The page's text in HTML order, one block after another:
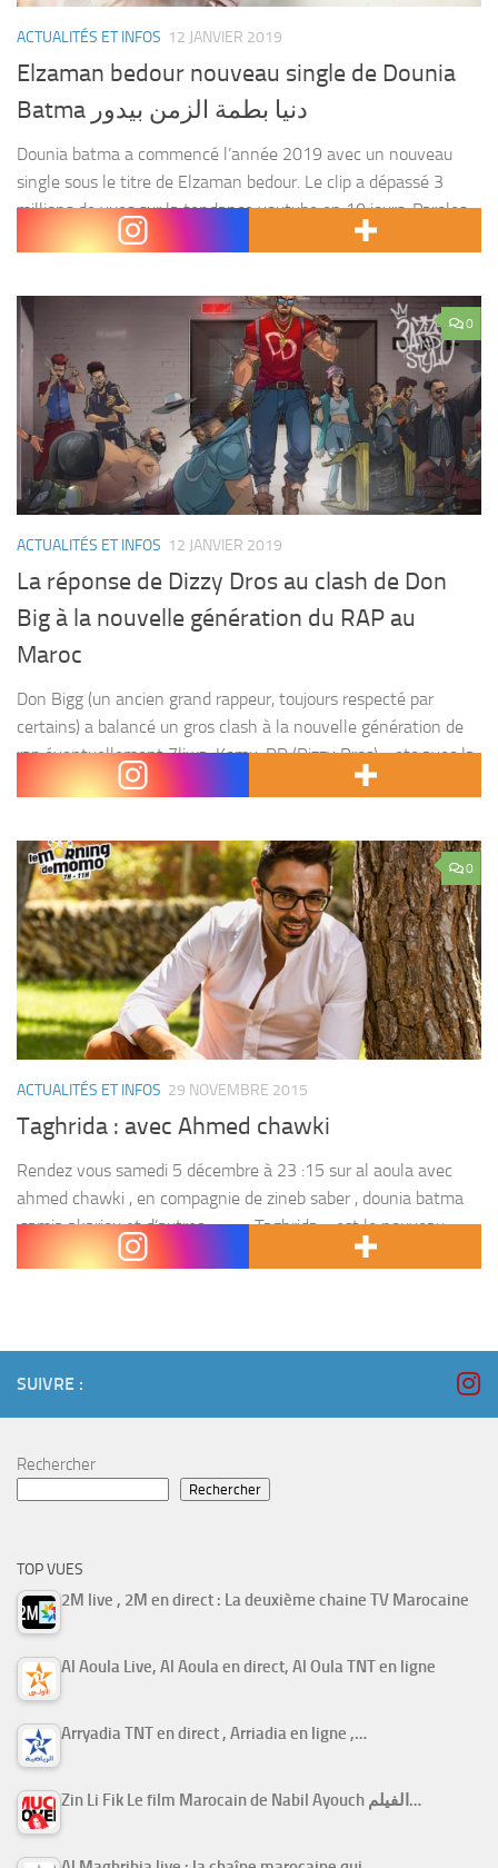
ACTUALITÉS ET INFOS 12 JANVIER 2019
Elzaman bedour nouveau single de Dounia
Batma دنيا بطمة الزمن بيدور
Dounia batma a commencé l’année 2019 avec un nouveau
single sous le titre de Elzaman bedour. Le clip a dépassé 3
millions de vues sur la tendance youtube en 10 jours. Paroles :
haitam...
0
ACTUALITÉS ET INFOS 12 JANVIER 2019
La réponse de Dizzy Dros au clash de Don
Big à la nouvelle génération du RAP au
Maroc
Don Bigg (un ancien grand rappeur, toujours respecté par
certains) a balancé un gros clash à la nouvelle génération de
rap éventuellement 7liwa, Komy, DD (Dizzy Dros)… etc avec la
dernière musique 170kg qui...
0
ACTUALITÉS ET INFOS 29 NOVEMBRE 2015
Taghrida : avec Ahmed chawki
Rendez vous samedi 5 décembre à 23 :15 sur al aoula avec
ahmed chawki , en compagnie de zineb saber , dounia batma
,samia akariou et d’autres ….. « Taghrida » est le nouveau
rendez-vous de divertissement sur...
SUIVRE :
Rechercher
Rechercher
TOP VUES
2M live , 2M en direct : La deuxième chaine TV Marocaine
Al Aoula Live, Al Aoula en direct, Al Oula TNT en ligne
Arryadia TNT en direct , Arriadia en ligne ,…
Zin Li Fik Le film Marocain de Nabil Ayouch الفيلم…